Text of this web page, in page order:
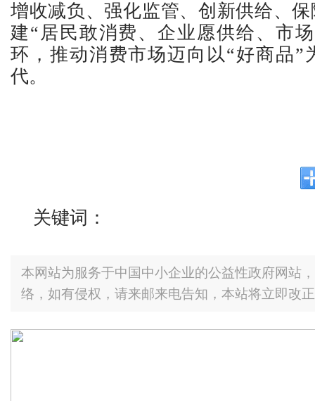
增收减负、强化监管、创新供给、
建“居民敢消费、企业愿供给、市
环，推动消费市场迈向以“好商品”
代。
关键词：
本网站为服务于中国中小企业的公益性政府网站
络，如有侵权，请来邮来电告知，本站将立即改